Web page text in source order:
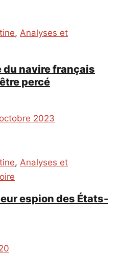
, Analyses et
du navire français
percé
2023
, Analyses et
espion des États-